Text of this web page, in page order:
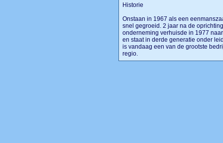
Historie
Onstaan in 1967 als een
snel gegroeid. 2 jaar na de
onderneming verhuisde in 1977
en staat in derde generatie onder
is vandaag een van de grootste
regio.